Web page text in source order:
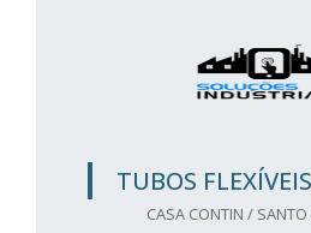
TUBOS
CASA CONTIN / SANTO